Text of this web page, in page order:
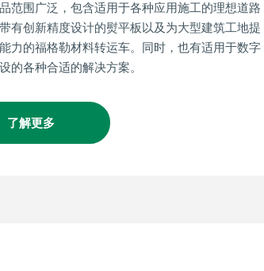
范围广泛，包含适用于各种应用施工的理想道路
有创新精度设计的熨平板以及为大型建筑工地提
力的福格勒材料转运车。同时，也有适用于数字
的各种合适的解决方案。
了解更多